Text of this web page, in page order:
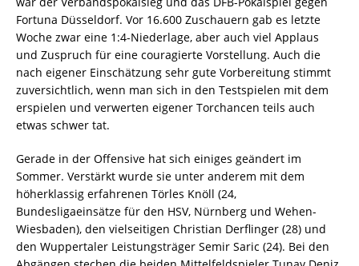
Fortuna Düsseldorf. Vor 16.600 Zuschauern gab es letzte
Woche zwar eine 1:4-Niederlage, aber auch viel Applaus
und Zuspruch für eine couragierte Vorstellung. Auch die
nach eigener Einschätzung sehr gute Vorbereitung stimmt
zuversichtlich, wenn man sich in den Testspielen mit dem
erspielen und verwerten eigener Torchancen teils auch
etwas schwer tat.
Gerade in der Offensive hat sich einiges geändert im
Sommer. Verstärkt wurde sie unter anderem mit dem
höherklassig erfahrenen Törles Knöll (24,
Bundesligaeinsätze für den HSV, Nürnberg und Wehen-
Wiesbaden), den vielseitigen Christian Derflinger (28) und
den Wuppertaler Leistungsträger Semir Saric (24). Bei den